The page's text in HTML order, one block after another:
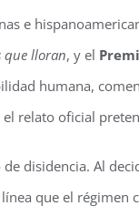
e
que lloran, y el
humana,
relato oficial
disidencia. Al
que el régimen